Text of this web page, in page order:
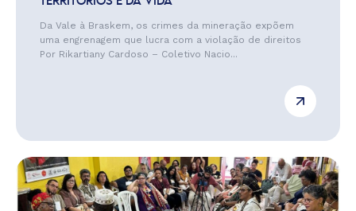
Da Vale à Braskem, os crimes da mineração expõem
uma engrenagem que lucra com a violação de direitos
Por Rikartiany Cardoso – Coletivo Nacio...